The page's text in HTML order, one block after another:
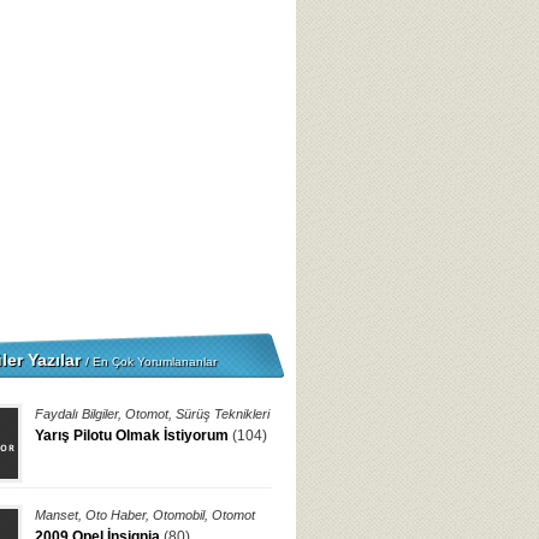
Yazılar/ En Çok Yorumlananlar
Faydalı Bilgiler, Otomot, Sürüş Teknikleri
Yarış Pilotu Olmak İstiyorum (104)
Manset, Oto Haber, Otomobil, Otomot